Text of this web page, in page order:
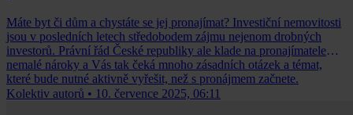
Máte byt či dům a chystáte se jej pronajímat? Investiční nemovitosti
jsou v posledních letech středobodem zájmu nejenom drobných
investorů. Právní řád České republiky ale klade na pronajímatele
nemalé nároky a Vás tak čeká mnoho zásadních otázek a témat,
které bude nutné aktivně vyřešit, než s pronájmem začnete.
Kolektiv autorů • 10. července 2025, 06:11